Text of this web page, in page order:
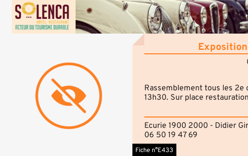
Rassemblement tous les 2e
13h30. Sur place
Ecurie 1900 2000 - Didier
06 50 19 47 69
Fiche n°E433